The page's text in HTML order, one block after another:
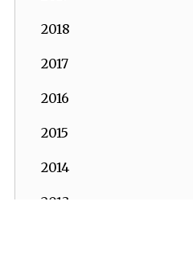
2018
2017
2016
2015
2014
2013